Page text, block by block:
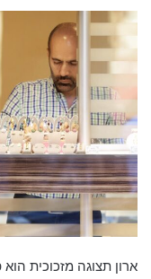
ארון תצוגה מזכוכית